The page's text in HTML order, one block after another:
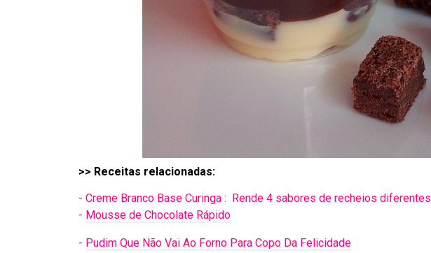
>> Receitas relacionadas:
- Creme Branco Base Curinga : Rende 4 sabores de recheios diferentes
- Mousse de Chocolate Rápido
- Pudim Que Não Vai Ao Forno Para Copo Da Felicidade